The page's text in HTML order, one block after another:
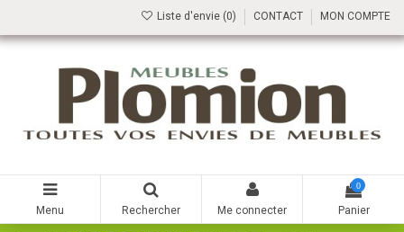
Liste d'envie (0) CONTACT MON COMPTE
Menu Rechercher Me connecter
0
Panier